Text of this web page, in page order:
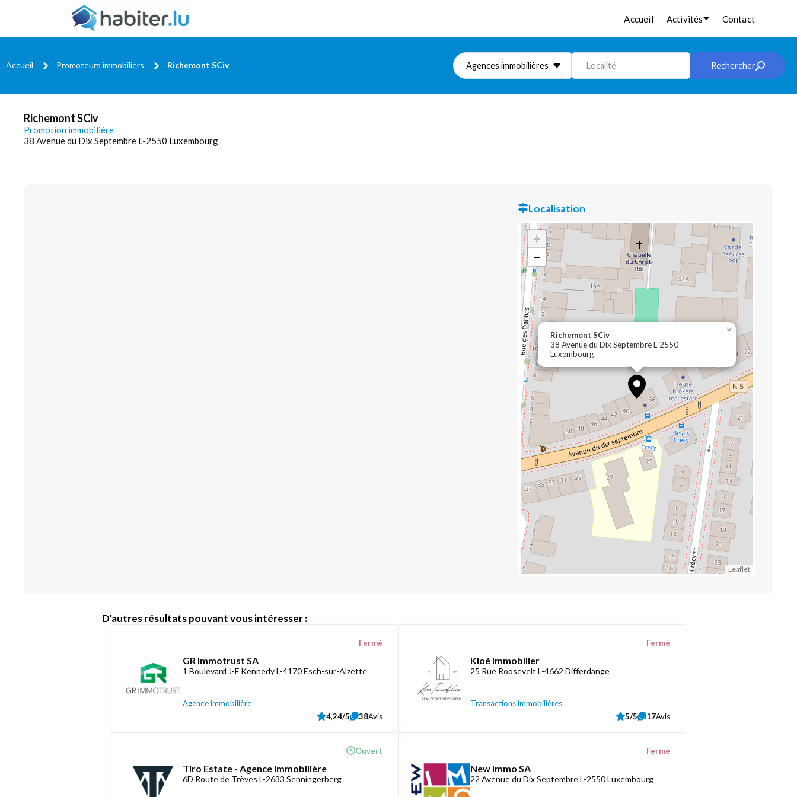
Accueil Activités Contact
Accueil Promoteurs immobiliers Richemont SCiv Agences immobilières Localité Rechercher
Richemont SCiv
Promotion immobilière
38 Avenue du Dix Septembre L-2550 Luxembourg
Localisation
Richemont SCiv
38 Avenue du Dix Septembre L-2550
Luxembourg
×
+
−
Leaflet
D'autres résultats pouvant vous intéresser :
GR Immotrust SA
1 Boulevard J-F Kennedy L-4170 Esch-sur-Alzette
Agence immobilière
Fermé
4,24/5 38Avis
Kloé Immobilier
25 Rue Roosevelt L-4662 Differdange
Transactions immobilières
Fermé
5/5 17Avis
Tiro Estate - Agence Immobilière
6D Route de Trèves L-2633 Senningerberg
Ouvert
New Immo SA
22 Avenue du Dix Septembre L-2550 Luxembourg
Fermé